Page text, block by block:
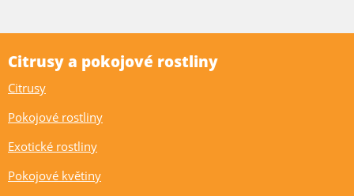
Citrusy a pokojové rostliny
Citrusy
Pokojové rostliny
Exotické rostliny
Pokojové květiny